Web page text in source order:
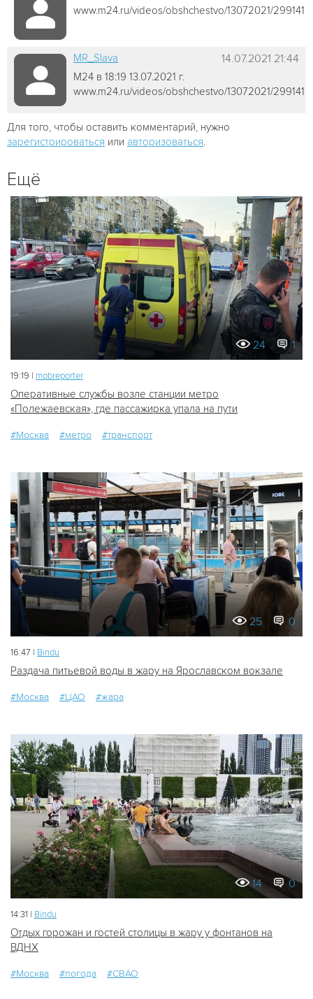
www.m24.ru/videos/obshchestvo/13072021/299141
MR_Slava 14.07.2021 21:44
М24 в 18:19 13.07.2021 г.
www.m24.ru/videos/obshchestvo/13072021/299141
Для того, чтобы оставить комментарий, нужно
зарегистрироваться или авторизоваться
Ещё
24 1
19:19 | mobreporter
Оперативные службы возле станции метро
«Полежаевская», где пассажирка упала на пути
#Москва #метро #транспорт
25 0
16:47 | Bindu
Раздача питьевой воды в жару на Ярославском вокзале
#Москва #ЦАО #жара
14 0
14:31 | Bindu
Отдых горожан и гостей столицы в жару у фонтанов на
ВДНХ
#Москва #погода #СВАО